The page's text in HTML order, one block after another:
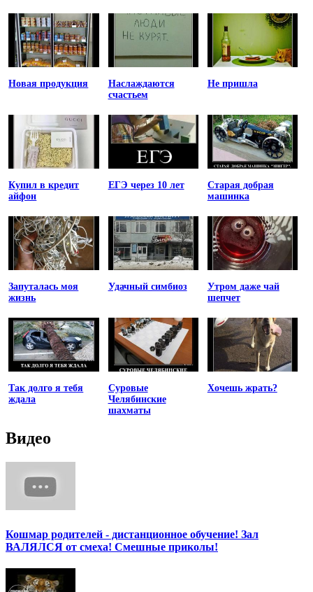
Новая продукция
Наслаждаются
счастьем
Не пришла
Купил в кредит
айфон
ЕГЭ через 10 лет
Старая добрая
машинка
Запуталась моя
жизнь
Удачный симбиоз
Утром даже чай
шепчет
Так долго я тебя
ждала
Суровые
Челябинские
шахматы
Хочешь жрать?
Видео
Кошмар родителей - дистанционное обучение! Зал
ВАЛЯЛСЯ от смеха! Смешные приколы!